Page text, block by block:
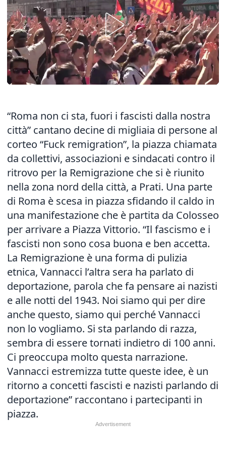
“Roma non ci sta, fuori i fascisti dalla nostra
città” cantano decine di migliaia di persone al
corteo “Fuck remigration”, la piazza chiamata
da collettivi, associazioni e sindacati contro il
ritrovo per la Remigrazione che si è riunito
nella zona nord della città, a Prati. Una parte
di Roma è scesa in piazza sfidando il caldo in
una manifestazione che è partita da Colosseo
per arrivare a Piazza Vittorio. “Il fascismo e i
fascisti non sono cosa buona e ben accetta.
La Remigrazione è una forma di pulizia
etnica, Vannacci l’altra sera ha parlato di
deportazione, parola che fa pensare ai nazisti
e alle notti del 1943. Noi siamo qui per dire
anche questo, siamo qui perché Vannacci
non lo vogliamo. Si sta parlando di razza,
sembra di essere tornati indietro di 100 anni.
Ci preoccupa molto questa narrazione.
Vannacci estremizza tutte queste idee, è un
ritorno a concetti fascisti e nazisti parlando di
deportazione” raccontano i partecipanti in
piazza.